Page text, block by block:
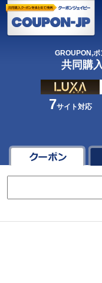
GROUPON,
共同購
7サイト対応